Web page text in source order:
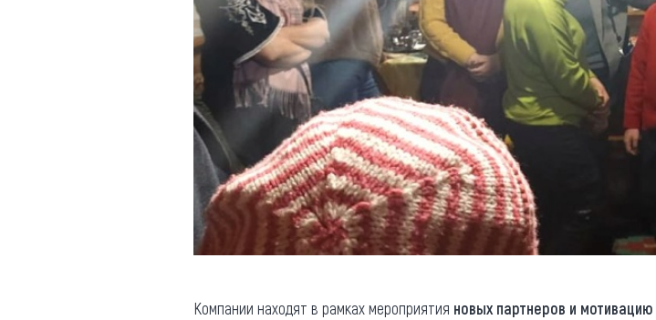
Компании находят в рамках мероприятия новых партнеров и мотивацию